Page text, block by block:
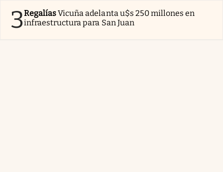
3RegalíasVicuña adelanta u$s 250 millones en
infraestructura para San Juan